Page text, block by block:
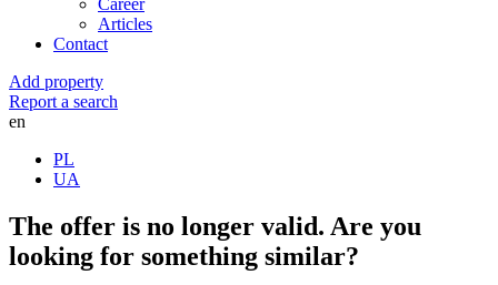
Career
Articles
Contact
Add property
Report a search
en
PL
UA
The offer is no longer valid. Are you
looking for something similar?